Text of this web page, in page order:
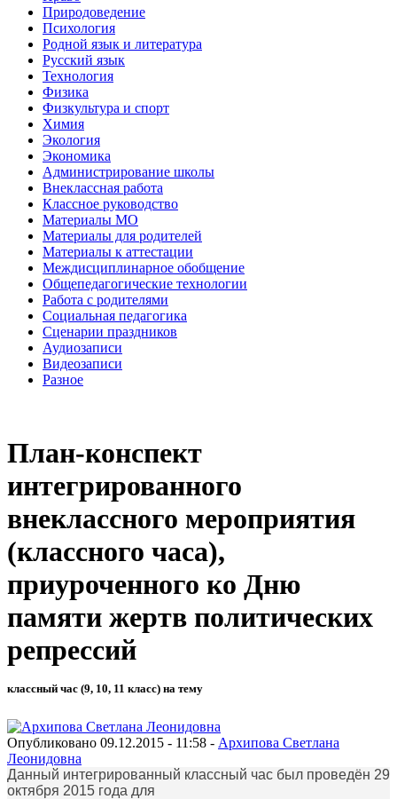
Природоведение
Психология
Родной язык и литература
Русский язык
Технология
Физика
Физкультура и спорт
Химия
Экология
Экономика
Администрирование школы
Внеклассная работа
Классное руководство
Материалы МО
Материалы для родителей
Материалы к аттестации
Междисциплинарное обобщение
Общепедагогические технологии
Работа с родителями
Социальная педагогика
Сценарии праздников
Аудиозаписи
Видеозаписи
Разное
План-конспект
интегрированного
внеклассного мероприятия
(классного часа),
приуроченного ко Дню
памяти жертв политических
репрессий
классный час (9, 10, 11 класс) на тему
Опубликовано 09.12.2015 - 11:58 - Архипова Светлана
Леонидовна
Данный интегрированный классный час был проведён 29
октября 2015 года для